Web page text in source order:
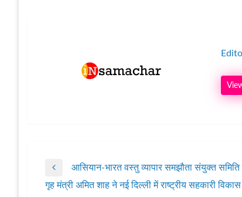
पोस्ट
Previous
Post
आसियान-भारत वस्तु व्यापार समझौता संयुक्त
Next
गृह मंत्री अमित शाह ने नई दिल्ली में राष्ट्रीय सहकारी